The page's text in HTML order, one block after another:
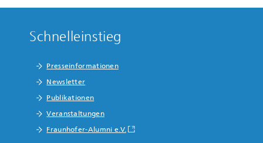
Schnelleinstieg
Presseinformationen
Newsletter
Publikationen
Veranstaltungen
Fraunhofer-Alumni e.V.